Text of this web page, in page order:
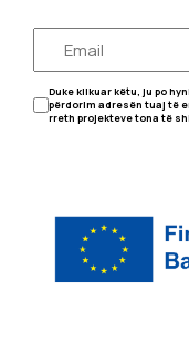
Duke klikuar këtu, ju po
përdorim adresën tuaj të
rreth projekteve tona të